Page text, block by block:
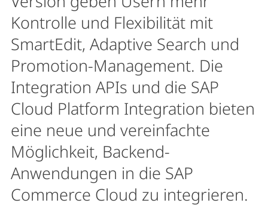
Kontrolle und Flexibilität mit
SmartEdit, Adaptive Search und
Promotion-Management. Die
Integration APIs und die SAP
Cloud Platform Integration bieten
eine neue und vereinfachte
Möglichkeit, Backend-
Anwendungen in die SAP
Commerce Cloud zu integrieren.